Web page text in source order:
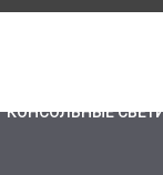
КОНСОЛЬНЫЕ